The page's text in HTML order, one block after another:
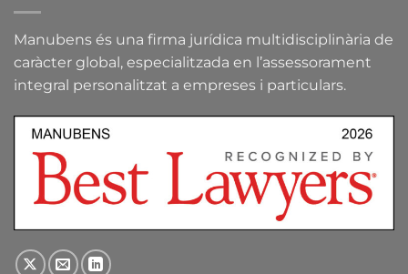
Manubens és una firma jurídica multidisciplinària de
caràcter global, especialitzada en l’assessorament
integral personalitzat a empreses i particulars.